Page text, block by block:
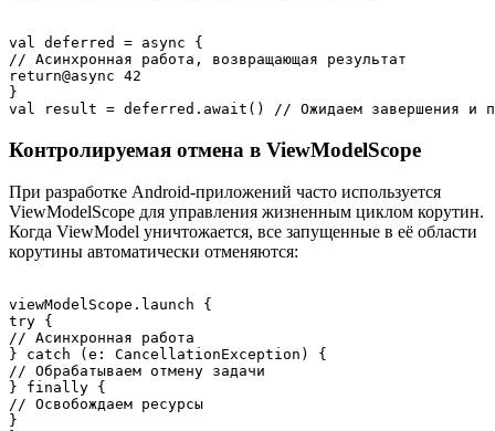
val deferred = async {
// Асинхронная работа, возвращающая результат
return@async 42
}
Контролируемая отмена в ViewModelScope
При разработке Android-приложений часто используется
ViewModelScope для управления жизненным циклом корутин.
Когда ViewModel уничтожается, все запущенные в её области
корутины автоматически отменяются:
viewModelScope.launch {
try {
// Асинхронная работа
} catch (e: CancellationException) {
// Обрабатываем отмену задачи
} finally {
// Освобождаем ресурсы
}